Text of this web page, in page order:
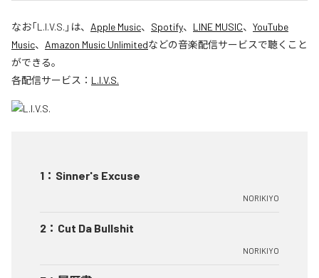
なお「L.I.V.S. 」は、 Apple Music、 Spotify、 LINE MUSIC、 YouTube
Music、 Amazon Music Unlimitedなどの音楽配信サービスで聴くこと
ができる。
各配信サービス： L.I.V.S.
1 ： Sinner's Excuse
NORIKIYO
2 ： Cut Da Bullshit
NORIKIYO